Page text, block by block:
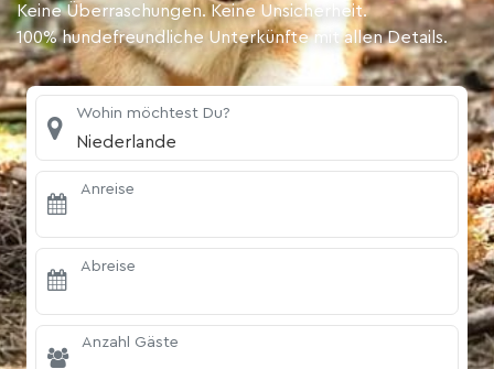
Keine Überraschungen. Keine Unsicherheit.
100% hundefreundliche Unterkünfte mit allen Details.
Wohin möchtest Du?
Niederlande
Anreise
Abreise
Anzahl Gäste